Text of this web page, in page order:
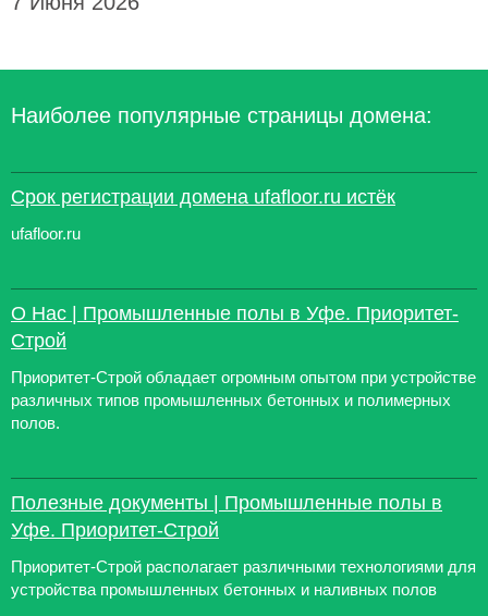
Наиболее популярные страницы домена:
Срок регистрации домена ufafloor.ru истёк
ufafloor.ru
О Нас | Промышленные полы в Уфе. Приоритет-
Строй
Приоритет-Строй обладает огромным опытом при устройстве
различных типов промышленных бетонных и полимерных
полов.
Полезные документы | Промышленные полы в
Уфе. Приоритет-Строй
Приоритет-Строй располагает различными технологиями для
устройства промышленных бетонных и наливных полов